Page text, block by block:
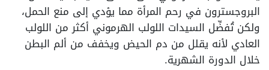
البروجسترون في رحم المرأة مما يؤدي إلى منع الحمل،
ولكن تُفضِّل السيدات اللولب الهرموني أكثر من اللولب
العادي لأنه يقلل من دم الحيض ويخفف من ألم البطن
خلال الدورة الشهرية.